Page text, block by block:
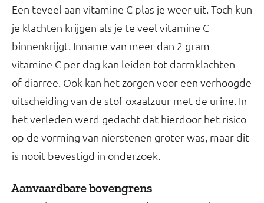
Een teveel aan vitamine C plas je weer uit. Toch kun
je klachten krijgen als je te veel vitamine C
binnenkrijgt. Inname van meer dan 2 gram
vitamine C per dag kan leiden tot darmklachten
of diarree. Ook kan het zorgen voor een verhoogde
uitscheiding van de stof oxaalzuur met de urine. In
het verleden werd gedacht dat hierdoor het risico
op de vorming van nierstenen groter was, maar dit
is nooit bevestigd in onderzoek.
Aanvaardbare bovengrens